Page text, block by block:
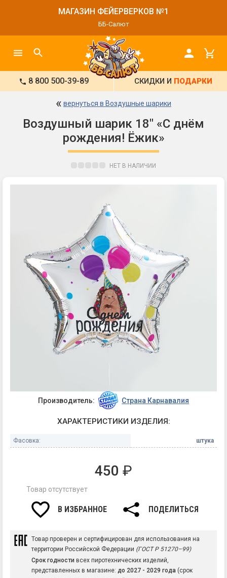
МАГАЗИН ФЕЙЕРВЕРКОВ №1
ББ-Салют
8 800 500-39-89 СКИДКИ И ПОДАРКИ
« вернуться в Воздушные шарики
Воздушный шарик 18" «С днём
рождения! Ёжик»
НЕТ В НАЛИЧИИ
Производитель: Страна Карнавалия
ХАРАКТЕРИСТИКИ ИЗДЕЛИЯ:
Фасовка: штука
450 ₽
Товар отсутствует
В ИЗБРАННОЕ ПОДЕЛИТЬСЯ
Товар проверен и сертифицирован для использования на
территории Российской Федерации (ГОСТ Р 51270–99)
Срок годности всех пиротехнических изделий,
представленных в магазине: до 2027 - 2029 года (срок